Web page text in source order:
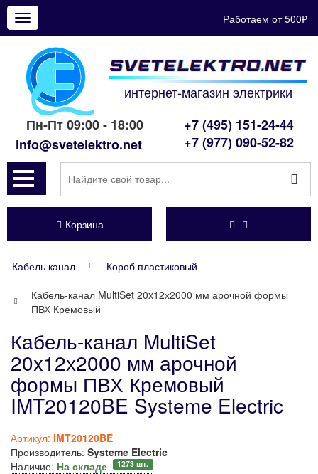
Показать
меню
Работаем от 500₽
интернет-магазин электрики
Пн-Пт 09:00 - 18:00
info@svetelektro.net
+7 (495) 151-24-44
+7 (977) 090-52-82
Корзина
Кабель канал
Короб пластиковый
Кабель-канал MultiSet 20x12х2000 мм арочной формы
ПВХ Кремовый
Кабель-канал MultiSet
20x12х2000 мм арочной
формы ПВХ Кремовый
IMT20120BE Systeme Electric
Артикул: IMT20120BE
Производитель: Systeme Electric
Наличие: На складе 1273 шт.